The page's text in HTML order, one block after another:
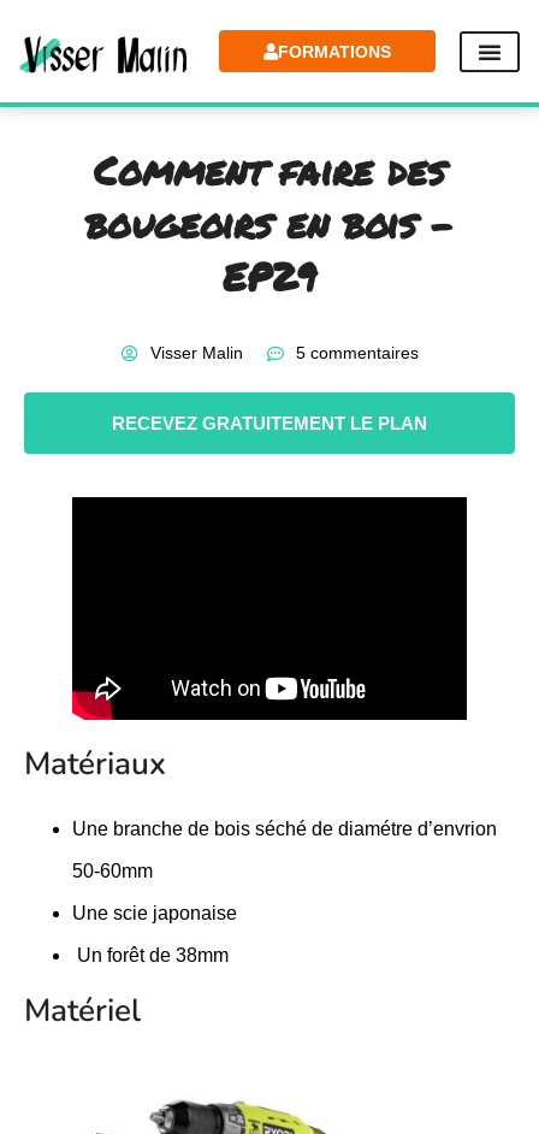
FORMATIONS
Comment faire des
bougeoirs en bois –
EP29
Visser Malin 5 commentaires
RECEVEZ GRATUITEMENT LE PLAN
Matériaux
Une branche de bois séché de diamétre d’envrion
50-60mm
Une scie japonaise
Un forêt de 38mm
Matériel